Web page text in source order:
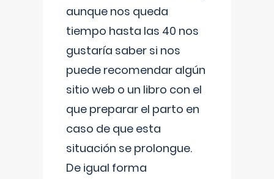
aunque nos queda
tiempo hasta las 40 nos
gustaría saber si nos
puede recomendar algún
sitio web o un libro con el
que preparar el parto en
caso de que esta
situación se prolongue.
De igual forma